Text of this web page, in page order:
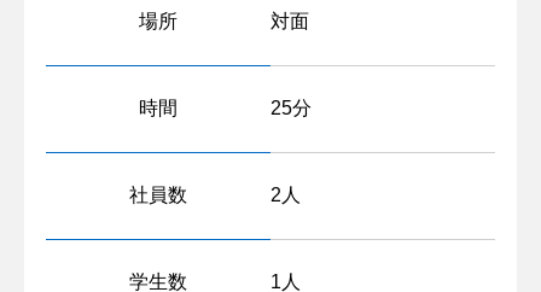
場所 対面
時間 25分
社員数 2人
学生数 1人